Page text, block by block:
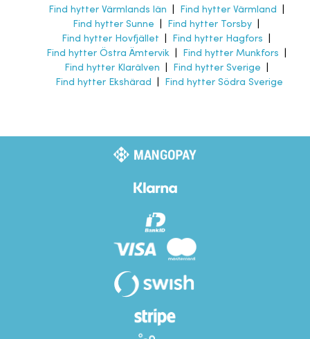
Find hytter Värmlands län Find hytter Värmland
Find hytter Sunne
Find hytter Torsby
Find hytter Hovfjället
Find hytter Hagfors
Find hytter Östra Ämtervik| Find hytter Munkfors
Find hytter Klarälven
Find hytter Sverige
Find hytter Ekshärad
Find hytter Södra Sverige